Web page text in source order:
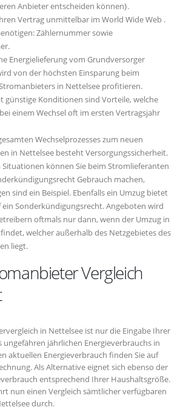
Anbieter entscheiden können}.
Vertrag unmittelbar im World Wide Web .
Zählernummer sowie
Energielieferung vom Grundversorger
von der höchsten Einsparung beim
in Nettelsee profitieren.
günstige Konditionen sind Vorteile, welche
einem Wechsel oft im ersten Vertragsjahr
Wechselprozesses zum neuen
in Nettelsee besteht Versorgungssicherheit.
können Sie beim Stromlieferanten
Gebrauch machen,
sind ein Beispiel. Ebenfalls ein Umzug bietet
ein Sonderkündigungsrecht. Angeboten wird
oftmals nur dann, wenn der Umzug in
welcher außerhalb des Netzgebietes des
liegt.
Vergleich
in Nettelsee ist nur die Eingabe Ihrer
jährlichen Energieverbrauchs in
aktuellen Energieverbrauch finden Sie auf
Als Alternative eignet sich ebenso der
entsprechend Ihrer Haushaltsgröße.
nun einen Vergleich sämtlicher verfügbaren
durch.